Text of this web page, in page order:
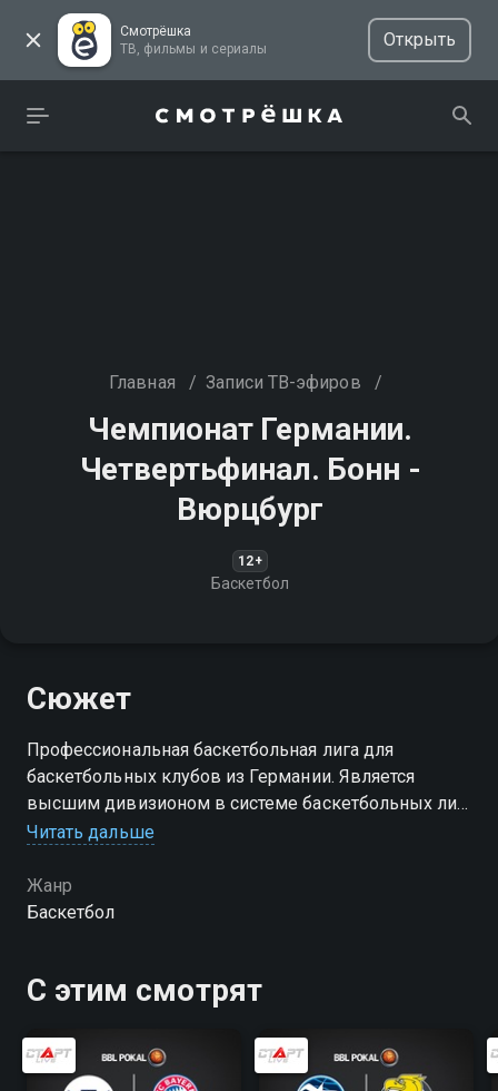
Смотрёшка
ТВ, фильмы и сериалы
Открыть
Главная / Записи ТВ-эфиров /
Чемпионат Германии.
Четвертьфинал. Бонн -
Вюрцбург
12+
Баскетбол
Сюжет
Профессиональная баскетбольная лига для
баскетбольных клубов из Германии. Является
высшим дивизионом в системе баскетбольных лиг
Германии. В ней выступают 18 клубов
Читать дальше
Жанр
Баскетбол
С этим смотрят